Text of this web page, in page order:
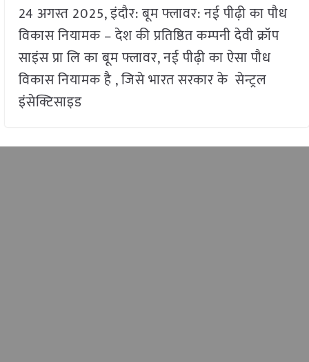
24 अगस्त 2025, इंदौर: बूम फ्लावर: नई पीढ़ी का पौध
विकास नियामक – देश की प्रतिष्ठित कम्पनी देवी क्रॉप
साइंस प्रा लि का बूम फ्लावर, नई पीढ़ी का ऐसा पौध
विकास नियामक है , जिसे भारत सरकार के सेन्ट्रल
इंसेक्टिसाइड